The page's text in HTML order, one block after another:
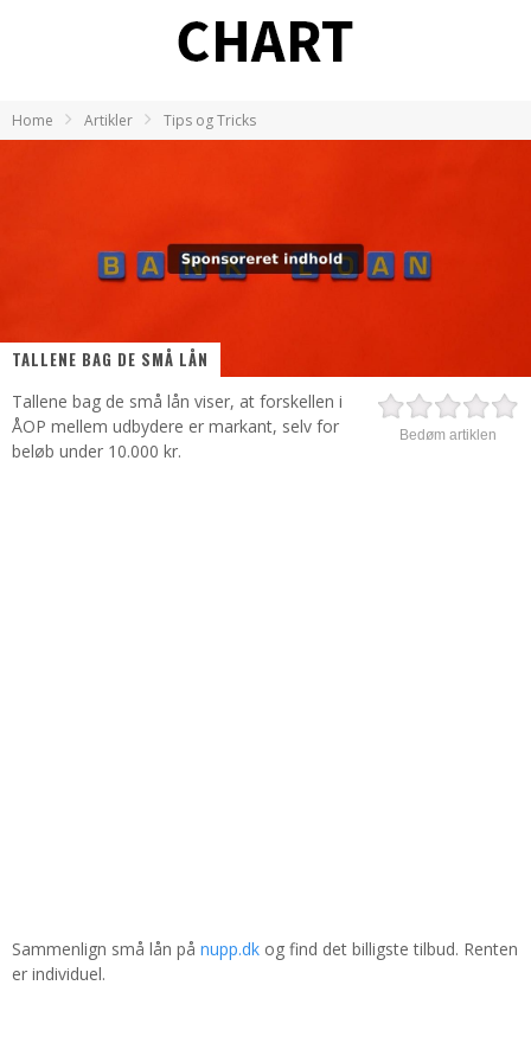
Home Artikler Tips og Tricks
TALLENE BAG DE SMÅ LÅN
Bedøm artiklen
Tallene bag de små lån viser, at forskellen i
ÅOP mellem udbydere er markant, selv for
beløb under 10.000 kr.
Sammenlign små lån på nupp.dk og find det billigste tilbud. Renten
er individuel.